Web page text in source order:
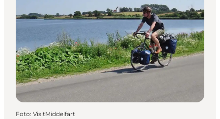
Overnatning
Book lokale oplevelser
Foto: VisitMiddelfart